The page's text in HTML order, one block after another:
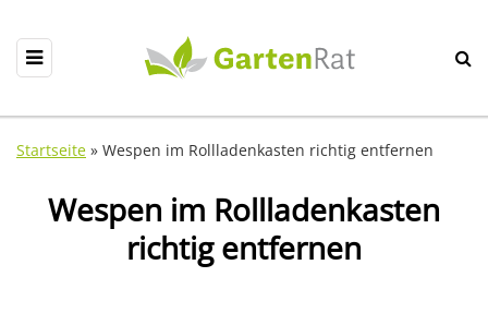
Startseite » Wespen im Rollladenkasten richtig entfernen
Wespen im Rollladenkasten
richtig entfernen